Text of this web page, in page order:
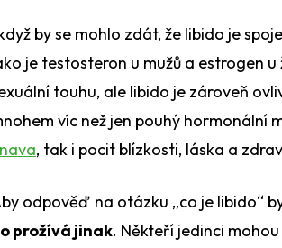
by se mohlo zdát, že libido je
je testosteron u mužů a estrogen
touhu, ale libido je zároveň
víc než jen pouhý hormonální
, tak i pocit blízkosti, láska a
odpověď na otázku „co je libido“
prožívá jinak. Někteří jedinci